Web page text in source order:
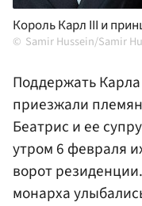
Король Карл III и
Samir Hussein/Samir
Поддержать
приезжали
Беатрис и ее
утром 6 февраля
ворот
монарха